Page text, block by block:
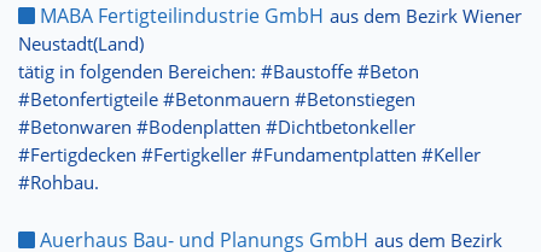
MABA Fertigteilindustrie GmbH aus dem Bezirk Wiener
Neustadt(Land)
tätig in folgenden Bereichen: #Baustoffe #Beton
#Betonfertigteile #Betonmauern #Betonstiegen
#Betonwaren #Bodenplatten #Dichtbetonkeller
#Fertigdecken #Fertigkeller #Fundamentplatten #Keller
#Rohbau.
Auerhaus Bau- und Planungs GmbH aus dem Bezirk